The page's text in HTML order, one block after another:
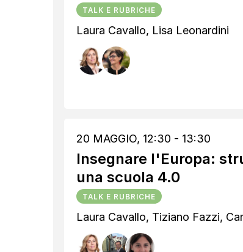
TALK E RUBRICHE
Laura Cavallo, Lisa Leonardini
20 MAGGIO, 12:30 - 13:30
Insegnare l'Europa:
una scuola 4.0
TALK E RUBRICHE
Laura Cavallo, Tiziano Fazzi,